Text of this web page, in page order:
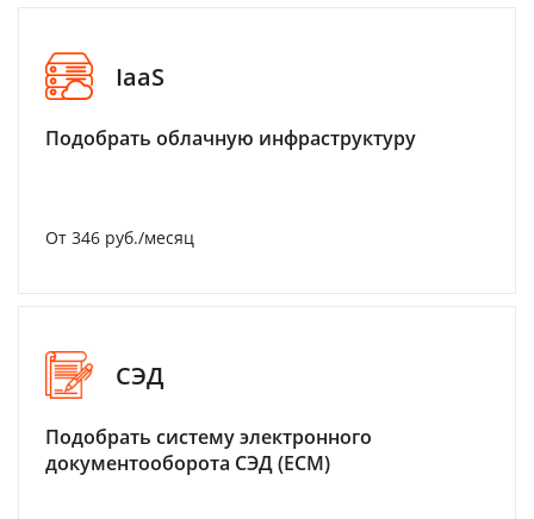
IaaS
Подобрать облачную инфраструктуру
От 346 руб./месяц
СЭД
Подобрать систему электронного
документооборота СЭД (ECM)